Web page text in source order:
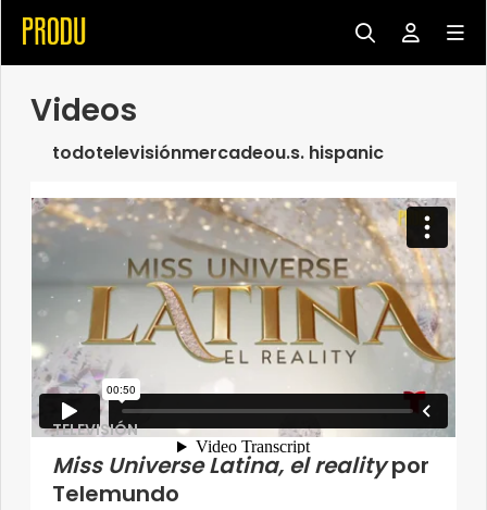
Videos
todotelevisiónmercadeou.s. hispanic
TELEVISIÓN
Miss Universe Latina, el realitypor
Telemundo